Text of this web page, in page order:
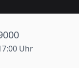
Uhr